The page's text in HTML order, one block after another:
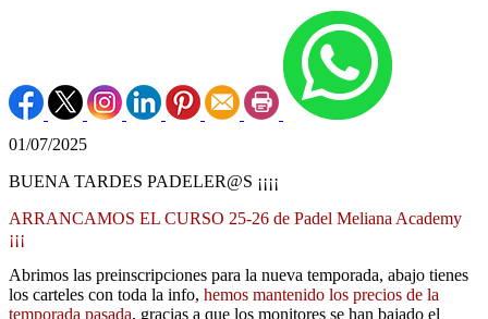
01/07/2025
BUENA TARDES PADELER@S ¡¡¡¡
ARRANCAMOS EL CURSO 25-26 de Padel Meliana Academy
¡¡¡
Abrimos las preinscripciones para la nueva temporada, abajo tienes
los carteles con toda la info, hemos mantenido los precios de la
temporada pasada, gracias a que los monitores se han bajado el